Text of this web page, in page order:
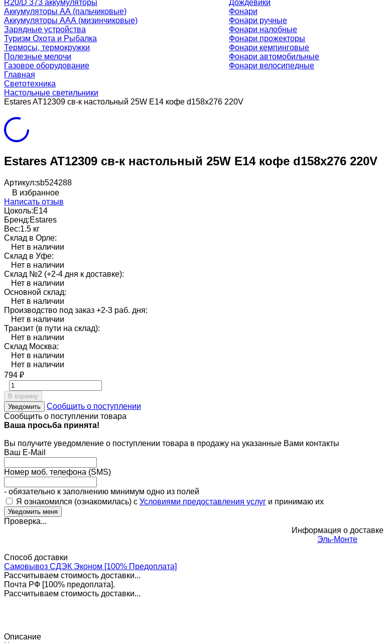
R20/D 373 аккумуляторы
Аккумуляторы AA (пальчиковые)
Аккумуляторы AAA (мизинчиковые)
Зарядные устройства
Туризм Охота и Рыбалка
Термосы, термокружки
Полезные мелочи
Газовое оборудование
Дождевики
Фонари
Фонари ручные
Фонари налобные
Фонари прожекторы
Фонари кемпинговые
Фонари автомобильные
Фонари велосипедные
Главная
Светотехника
Настольные светильники
Estares AT12309 св-к настольный 25W E14 кофе d158x276 220V
Estares AT12309 св-к настольный 25W E14 кофе d158x276 220V
Артикул:sb524288
В избранное
Написать отзыв
Цоколь:E14
Бренд:Estares
Вес:1.5 кг
Склад в Орле:
Нет в наличии
Склад в Уфе:
Нет в наличии
Склад №2 (+2-4 дня к доставке):
Нет в наличии
Основной склад:
Нет в наличии
Производство под заказ +2-3 раб. дня:
Нет в наличии
Транзит (в пути на склад):
Нет в наличии
Склад Москва:
Нет в наличии
Нет в наличии
794 ₽
В корзину
Уведомить
Сообщить о поступлении
Сообщить о поступлении товара
Ваша просьба принята!
Вы получите уведомление о поступлении товара в продажу на указанные Вами контакты
Ваш E-Mail
Номер моб. телефона (SMS)
- обязательно к заполнению минимум одно из полей
Я ознакомился (ознакомилась) с Условиями предоставления услуг и принимаю их
Проверка...
Информация о доставке
Эль-Монте
Способ доставки
Самовывоз СДЭК Эконом [100% Предоплата]
Рассчитываем стоимость доставки...
Почта РФ [100% предоплата].
Рассчитываем стоимость доставки...
Описание